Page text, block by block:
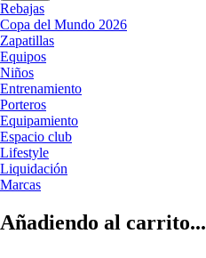
Rebajas
Copa del Mundo 2026
Zapatillas
Equipos
Niños
Entrenamiento
Porteros
Equipamiento
Espacio club
Lifestyle
Liquidación
Marcas
Añadiendo al carrito...